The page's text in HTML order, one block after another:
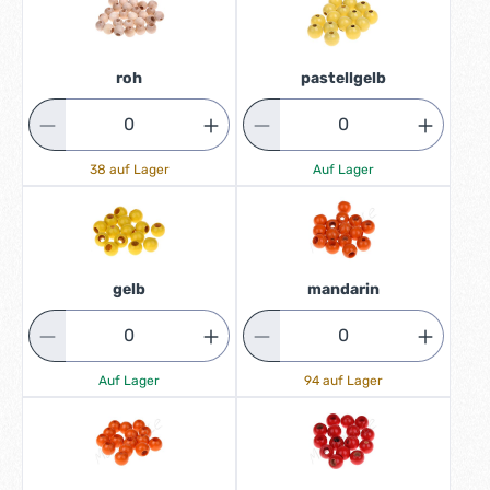
roh
38 auf Lager
pastellgelb
Auf Lager
gelb
Auf Lager
mandarin
94 auf Lager